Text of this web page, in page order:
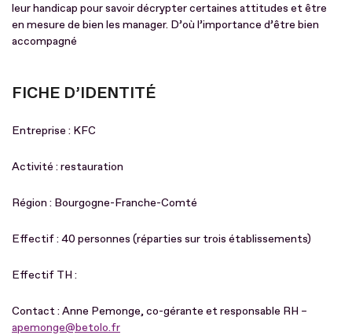
leur handicap pour savoir décrypter certaines attitudes et être
en mesure de bien les manager. D’où l’importance d’être bien
accompagné
FICHE D’IDENTITÉ
Entreprise : KFC
Activité : restauration
Région : Bourgogne-Franche-Comté
Effectif : 40 personnes (réparties sur trois établissements)
Effectif TH :
Contact : Anne Pemonge, co-gérante et responsable RH –
apemonge@betolo.fr